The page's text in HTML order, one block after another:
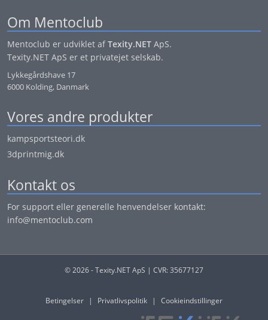
Om Mentoclub
Mentoclub er udviklet af Texity.NET ApS.
Texity.NET ApS er et privatejet selskab.
Lykkegårdshave 17
6000 Kolding, Danmark
Vores andre produkter
kampsportsteori.dk
3dprintmig.dk
Kontakt os
For support eller generelle henvendelser kontakt:
info@mentoclub.com
© 2026 - Texity.NET ApS | CVR: 35677127
Betingelser | Privatlivspolitik | Cookieindstillinger